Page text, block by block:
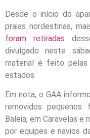
Desde o início do
praias nordestinas,
foram retiradas
divulgado neste
material é feito pelas
estados.
Em nota, o GAA
removidos
Baleia, em Caravelas e
por equipes e navios